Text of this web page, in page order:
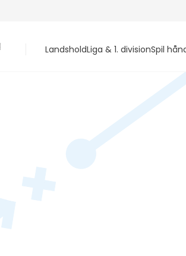
LandsholdLiga & 1. divisionSpil